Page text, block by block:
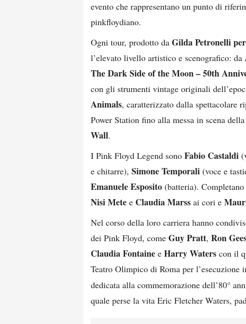
evento che rappresentano un punto di
pinkfloydiano.
Ogni tour, prodotto da Gilda Petronelli
l’elevato livello artistico e scenografico: da
The Dark Side of the Moon – 50th
con gli strumenti vintage originali
Animals, caratterizzato dalla spettacolare
Power Station fino alla messa in scena
Wall.
I Pink Floyd Legend sono Fabio Castaldi
e chitarre), Simone Temporali (voce e
Emanuele Esposito (batteria).
NisiMete e Claudia Marss ai cori e
Nel corso della loro carriera hanno
dei Pink Floyd, come Guy Pratt, Ron
Claudia Fontaine e Harry Waters con il
Teatro Olimpico di Roma per l’esecuzione
dedicata alla commemorazione dell’80°
quale perse la vita Eric Fletcher Waters,